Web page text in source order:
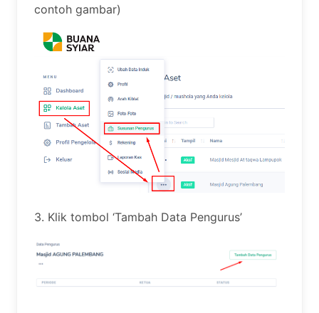
contoh gambar)
3. Klik tombol ‘Tambah Data Pengurus’